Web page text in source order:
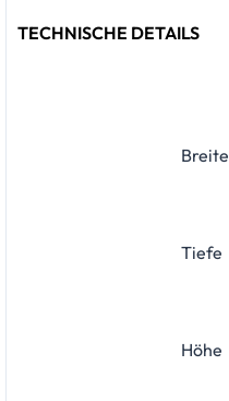
TECHNISCHE DETAILS
Breite
Tiefe
Höhe